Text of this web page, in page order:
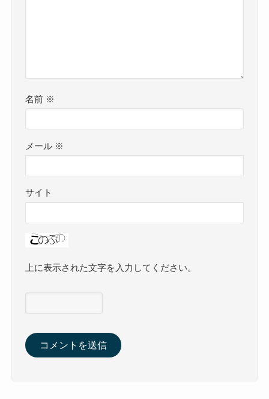
名前 ※
メール ※
サイト
上に表示された文字を入力してください。